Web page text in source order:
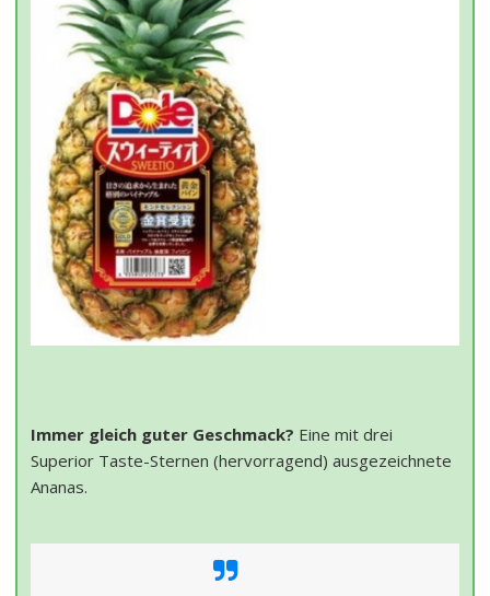
Immer gleich guter Geschmack? Eine mit drei
Superior Taste-Sternen (hervorragend) ausgezeichnete
Ananas.